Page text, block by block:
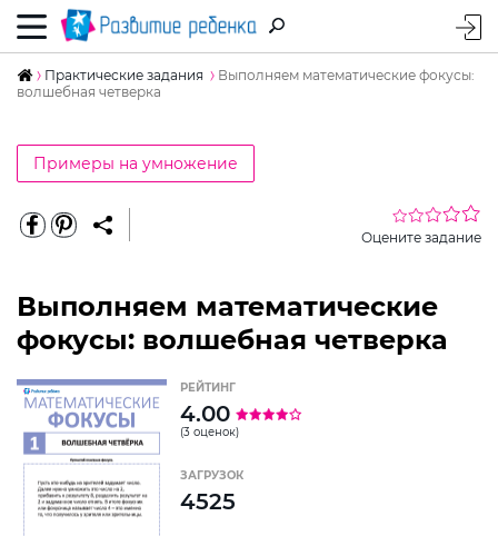
Практические задания
Выполняем математические фокусы:
волшебная четверка
Примеры на умножение
Оцените задание
Выполняем математические
фокусы: волшебная четверка
РЕЙТИНГ
4.00
(3 оценок)
ЗАГРУЗОК
4525